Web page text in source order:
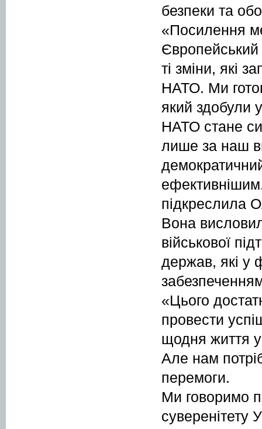
безпеки та
«Посилення
Європейський
ті зміни, які
НАТО. Ми
який здобули
НАТО стане
лише за наш
підкреслила
Вона
військової
держав, які у
«Цього
провести
щодня життя
Але нам
перемоги.
Ми говоримо
суверенітету